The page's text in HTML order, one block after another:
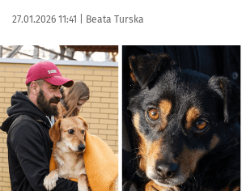
Data publikacji:
27.01.2026 11:41 | Autor:
Beata Turska
Kliknij, aby zobaczyć galerię